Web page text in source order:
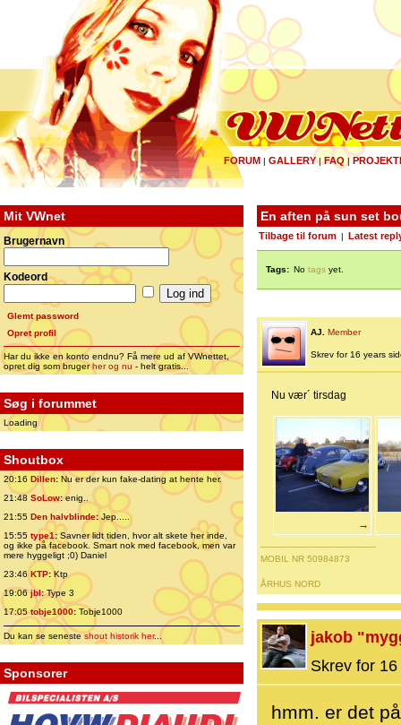
FORUM | GALLERY|FAQ |
Mit VWnet
Brugernavn
Kodeord
Glemt password
Opret profil
Har du ikke en konto endnu? Få mere ud af VWnettet,
opret dig som brugerher og nu - helt gratis...
Søg i forummet
Loading
Shoutbox
20:16 Dillen: Nu er der kun fake-dating at hente her.
21:48 SoLow:enig..
21:55 Den halvblinde:Jep.....
15:55 type1:Savner lidt tiden, hvor alt skete her inde,
og ikke på facebook. Smart nok med facebook, men var
mere hyggeligt ;0) Daniel
23:46 KTP:Ktp
19:06jbl:Type 3
17:05tobje1000: Tobje1000
Du kan se senesteshout historik her...
Sponsorer
En aften på sun set
Tilbage til forum Latest
Tags: No tags yet.
AJ. Member
Skrev for 16 years
Nu vær´ tirsdag
→
-------------------------------------------
MOBIL NR 50984873
ÅRHUS NORD
jakob
Skrev for
hmm. er det